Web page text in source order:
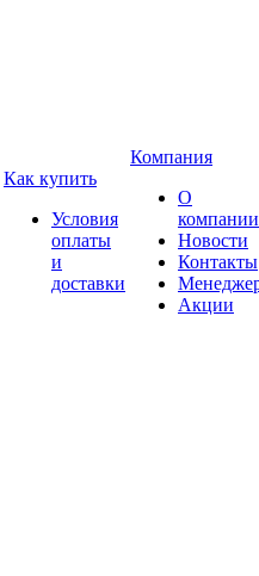
Как купить
Условия
оплаты
и
доставки
Компания
О
компании
Новости
Контакты
Акции